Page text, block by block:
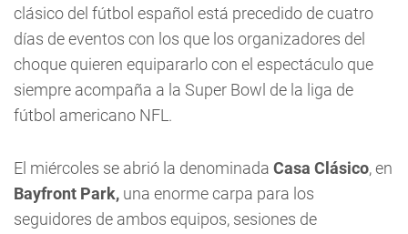
clásico del fútbol español está precedido de cuatro
días de eventos con los que los organizadores del
choque quieren equipararlo con el espectáculo que
siempre acompaña a la Super Bowl de la liga de
fútbol americano NFL.
El miércoles se abrió la denominada Casa Clásico, en
Bayfront Park, una enorme carpa para los
seguidores de ambos equipos, sesiones de